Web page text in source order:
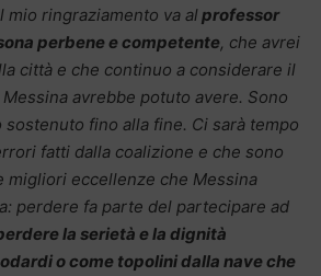
mio ringraziamento va alprofessor
perbene e competente, che avrei
città e che continuo a considerare il
avrebbe potuto avere. Sono
fino alla fine. Ci sarà tempo
fatti dalla coalizione e che sono
migliori eccellenze che Messina
perdere fa parte del partecipare ad
la serietà e la dignità
o come topolini dalla nave che